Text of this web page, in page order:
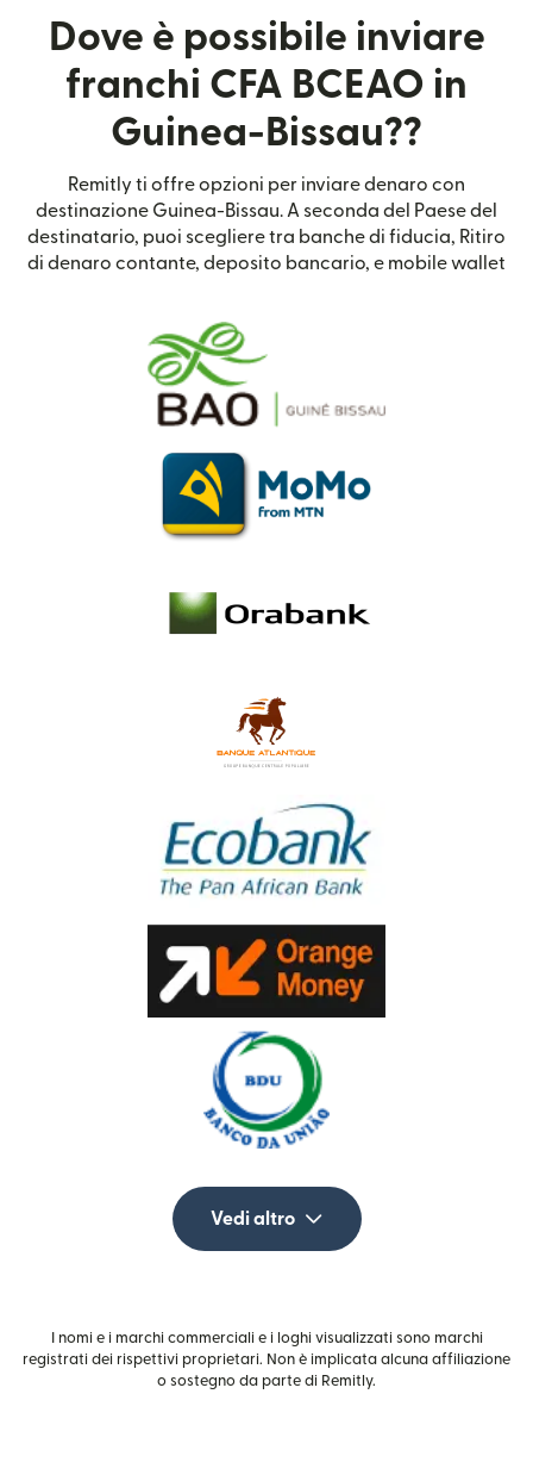
Dove è possibile inviare
franchi CFA BCEAO in
Guinea-Bissau??
Remitly ti offre opzioni per inviare denaro con
destinazione Guinea-Bissau. A seconda del Paese del
destinatario, puoi scegliere tra banche di fiducia, Ritiro
di denaro contante, deposito bancario, e mobile wallet
Vedi altro
I nomi e i marchi commerciali e i loghi visualizzati sono marchi
registrati dei rispettivi proprietari. Non è implicata alcuna affiliazione
o sostegno da parte di Remitly.